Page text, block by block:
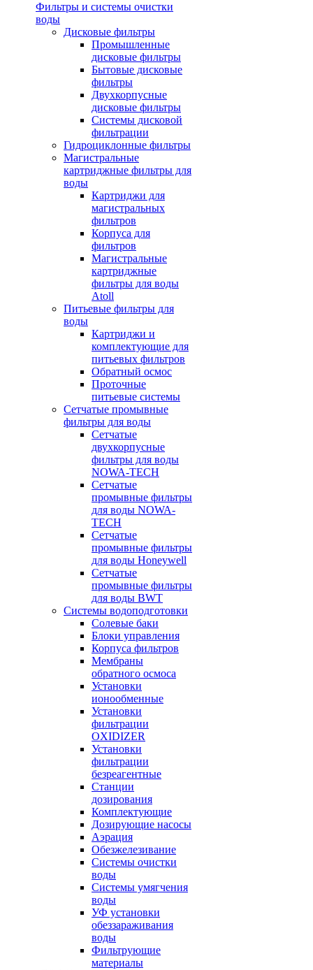
Фильтры и системы очистки
воды
Дисковые фильтры
Промышленные
дисковые фильтры
Бытовые дисковые
фильтры
Двухкорпусные
дисковые фильтры
Системы дисковой
фильтрации
Гидроциклонные фильтры
Магистральные
картриджные фильтры для
воды
Картриджи для
магистральных
фильтров
Корпуса для
фильтров
Магистральные
картриджные
фильтры для воды
Atoll
Питьевые фильтры для
воды
Картриджи и
комплектующие для
питьевых фильтров
Обратный осмос
Проточные
питьевые системы
Сетчатые промывные
фильтры для воды
Сетчатые
двухкорпусные
фильтры для воды
NOWA-TECH
Сетчатые
промывные фильтры
для воды NOWA-
TECH
Сетчатые
промывные фильтры
для воды Honeywell
Сетчатые
промывные фильтры
для воды BWT
Системы водоподготовки
Солевые баки
Блоки управления
Корпуса фильтров
Мембраны
обратного осмоса
Установки
ионообменные
Установки
фильтрации
OXIDIZER
Установки
фильтрации
безреагентные
Станции
дозирования
Комплектующие
Дозирующие насосы
Аэрация
Обезжелезивание
Системы очистки
воды
Системы умягчения
воды
УФ установки
обеззараживания
воды
Фильтрующие
материалы